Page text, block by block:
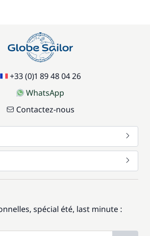
+33 (0)1 89 48 04 26
WhatsApp
Contactez-nous
spécial été, last minute :